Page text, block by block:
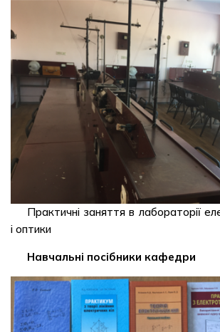
Практичні заняття в лабораторії
і оптики
Навчальні посібники кафедри